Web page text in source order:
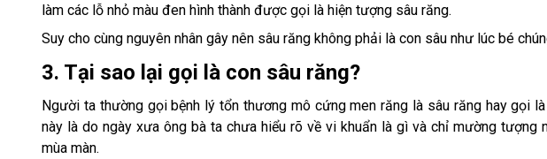
làm các lỗ nhỏ màu đen hình thành được gọi là hiện tượng sâu răng.
Suy cho cùng nguyên nhân gây nên sâu răng không phải là con sâu như lúc bé
3. Tại sao lại gọi là con sâu răng?
Người ta thường gọi bệnh lý tổn thương mô cứng men răng là sâu răng hay gọi
này là do ngày xưa ông bà ta chưa hiểu rõ về vi khuẩn là gì và chỉ mường tượng
mùa màn.